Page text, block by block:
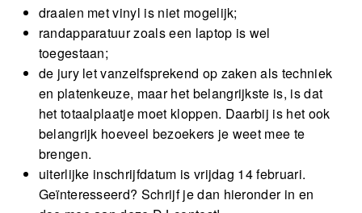
draaien met vinyl is niet mogelijk;
randapparatuur zoals een laptop is wel
toegestaan;
de jury let vanzelfsprekend op zaken als techniek
en platenkeuze, maar het belangrijkste is, is dat
het totaalplaatje moet kloppen. Daarbij is het ook
belangrijk hoeveel bezoekers je weet mee te
brengen.
uiterlijke inschrijfdatum is vrijdag 14 februari.
Geïnteresseerd? Schrijf je dan hieronder in en